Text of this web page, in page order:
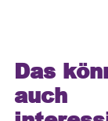
Das
auch